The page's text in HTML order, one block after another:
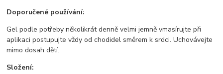
Doporučené používání:
Gel podle potřeby několikrát denně velmi jemně vmasírujte při
aplikaci postupujte vždy od chodidel směrem k srdci. Uchovávejte
mimo dosah dětí.
Složení: